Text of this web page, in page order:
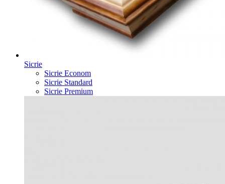
Sicrie
Sicrie Econom
Sicrie Standard
Sicrie Premium